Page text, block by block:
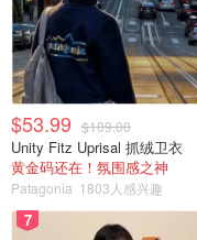
$53.99 $109.00
Unity Fitz Uprisal 抓绒卫衣
黄金码还在！氛围感之神
Patagonia 1803人感兴趣
7